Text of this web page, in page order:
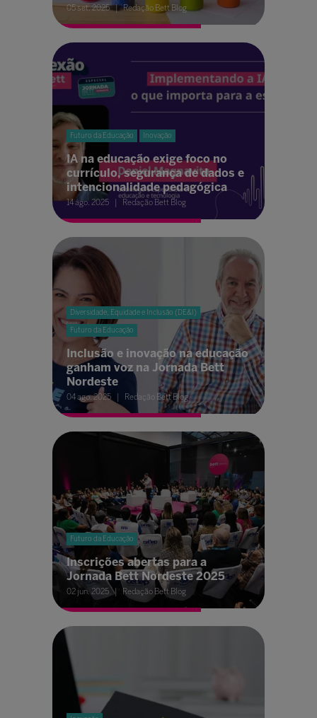
05 set. 2025 Redação Bett Blog
Futuro da Educação Inovação
IA na educação exige foco no
currículo, segurança de dados e
intencionalidade pedagógica
14 ago. 2025 Redação Bett Blog
Diversidade, Equidade e Inclusão (DE&I)
Futuro da Educação
Inclusão e inovação na educação
ganham voz na Jornada Bett
Nordeste
04 ago. 2025 Redação Bett Blog
Futuro da Educação
Inscrições abertas para a
Jornada Bett Nordeste 2025
02 jun. 2025 Redação Bett Blog